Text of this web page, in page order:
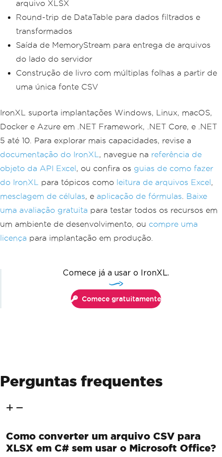
arquivo XLSX
Round-trip de DataTable para dados filtrados e
transformados
Saída de MemoryStream para entrega de arquivos
do lado do servidor
Construção de livro com múltiplas folhas a partir de
uma única fonte CSV
IronXL suporta implantações Windows, Linux, macOS,
Docker e Azure em .NET Framework, .NET Core, e .NET
5 até 10. Para explorar mais capacidades, revise a
documentação do IronXL , navegue na referência de
objeto da API Excel, ou confira os guias de como fazer
do IronXL
para tópicos como leitura de arquivos Excel,
mesclagem de células, e aplicação de fórmulas
Baixe
uma avaliação gratuita para testar todos os recursos em
um ambiente de desenvolvimento, ou compre uma
licença para implantação em produção.
Comece já a usar o IronXL.
Comece gratuitamente
Perguntas frequentes
Como converter um arquivo CSV para
XLSX em C# sem usar o Microsoft Office?